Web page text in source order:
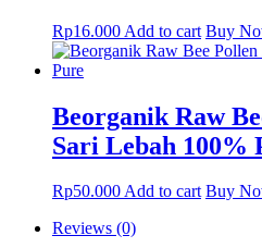
Rp16.000 Add to cart Buy
Beorganik Raw
Sari Lebah 100%
Rp50.000Add to cart Buy
Reviews (0)